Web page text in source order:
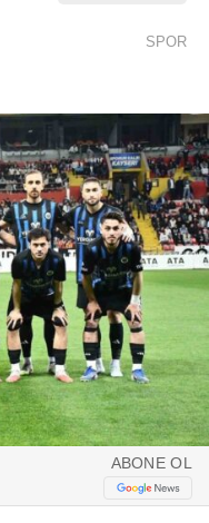
İhbar Hattı
Facebook
Instagram
SPOR
ABONE OL